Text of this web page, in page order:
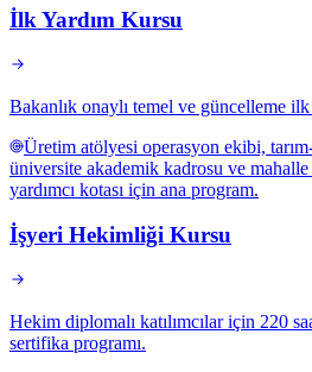
İlk Yardım Kursu
Bakanlık onaylı temel ve güncelleme
Üretim atölyesi operasyon ekibi,
üniversite akademik kadrosu ve
yardımcı kotası için ana program.
İşyeri Hekimliği Kursu
Hekim diplomalı katılımcılar için 220
sertifika programı.